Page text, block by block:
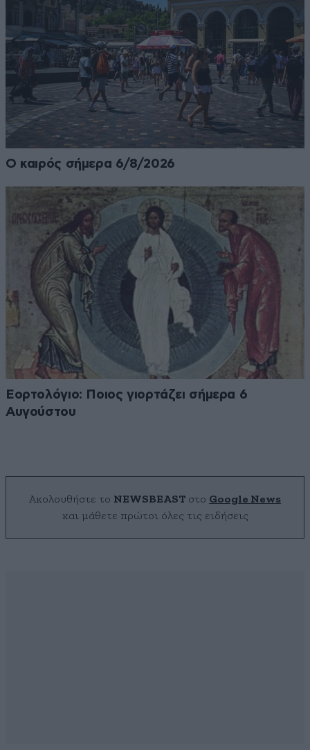
Ο καιρός σήμερα 6/8/2026
Εορτολόγιο: Ποιος γιορτάζει σήμερα 6
Αυγούστου
Ακολουθήστε το NEWSBEAST στο Google News
και μάθετε πρώτοι όλες τις ειδήσεις